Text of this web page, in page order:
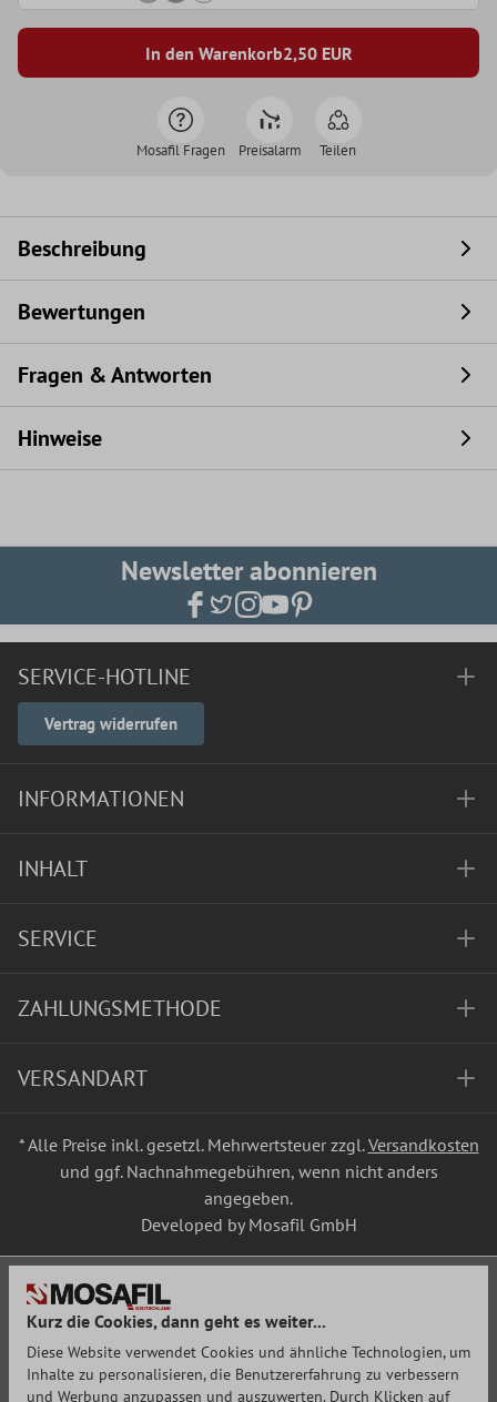
In den Warenkorb2,50EUR
Mosafil Fragen Preisalarm Teilen
Beschreibung
Bewertungen
Fragen & Antworten
Hinweise
Newsletter abonnieren
SERVICE-HOTLINE
Vertrag widerrufen
INFORMATIONEN
INHALT
SERVICE
ZAHLUNGSMETHODE
VERSANDART
* Alle Preise inkl. gesetzl. Mehrwertsteuer zzgl.Versandkosten
und ggf. Nachnahmegebühren, wenn nicht anders
angegeben.
Developed by Mosafil GmbH
Kurz die Cookies, dann geht es weiter...
Diese Website verwendet Cookies und ähnliche Technologien, um
Inhalte zu personalisieren, die Benutzererfahrung zu verbessern
und Werbung anzupassen und auszuwerten. Durch Klicken auf